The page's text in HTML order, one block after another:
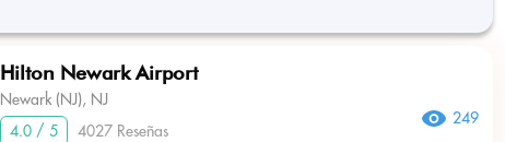
Hilton Newark Airport
Newark (NJ), NJ
4.0 / 5
4027 Reseñas
249